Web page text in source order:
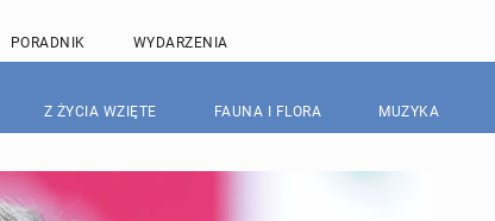
PORADNIK WYDARZENIA
Z ŻYCIA WZIĘTE FAUNA I FLORA MUZYKA